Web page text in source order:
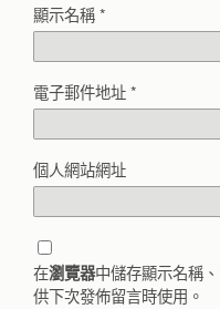
顯示名稱*
電子郵件地址*
個人網站網址
在瀏覽器中儲存顯示名稱
供下次發佈留言時使用。